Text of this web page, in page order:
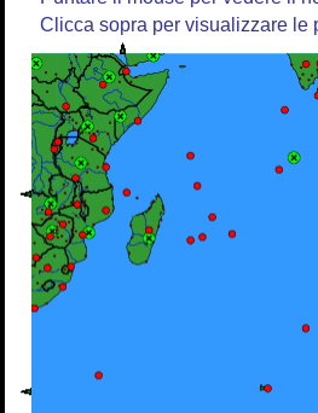
Clicca sopra per visualizzare le